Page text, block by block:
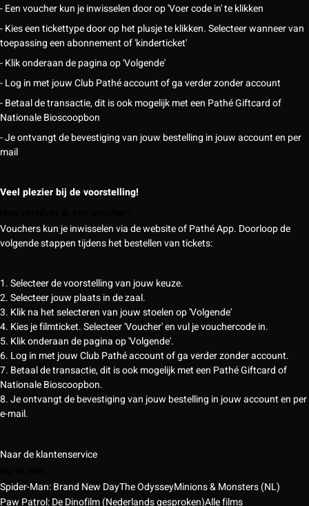
- Een voucher kun je inwisselen door op 'Voer code in' te klikken
- Kies een tickettype door op het plusje te klikken. Selecteer wanneer van
toepassing een abonnement of 'kinderticket'
- Klik onderaan de pagina op 'Volgende'
- Log in met jouw Club Pathé account of ga verder zonder account
- Betaal de transactie, dit is ook mogelijk met een Pathé Giftcard of
Nationale Bioscoopbon
- Je ontvangt de bevestiging van jouw bestelling in jouw account en per
mail
Veel plezier bij de voorstelling!
Vouchers kun je inwisselen via de website of Pathé App. Doorloop de
volgende stappen tijdens het bestellen van tickets:
1. Selecteer de voorstelling van jouw keuze.
2. Selecteer jouw plaats in de zaal.
3. Klik na het selecteren van jouw stoelen op 'Volgende'
4. Kies je filmticket. Selecteer 'Voucher' en vul je vouchercode in.
5. Klik onderaan de pagina op 'Volgende'.
6. Log in met jouw Club Pathé account of ga verder zonder account.
7. Betaal de transactie, dit is ook mogelijk met een Pathé Giftcard of
Nationale Bioscoopbon.
8. Je ontvangt de bevestiging van jouw bestelling in jouw account en per
e-mail.
Naar de klantenservice
Spider-Man: Brand New DayThe OdysseyMinions & Monsters (NL)
Paw Patrol: De Dinofilm (Nederlands gesproken)Alle films